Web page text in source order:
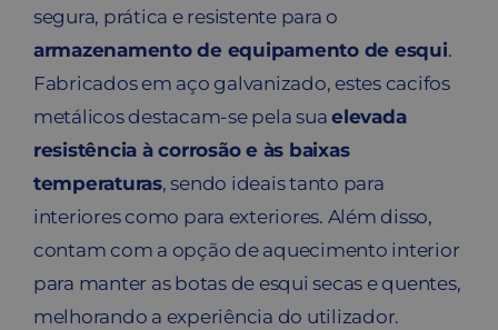
segura, prática e resistente para o
armazenamento de equipamento de esqui.
Fabricados em aço galvanizado, estes cacifos
metálicos destacam-se pela suaelevada
resistência à corrosão e às baixas
temperaturas, sendo ideais tanto para
interiores como para exteriores. Além disso,
contam com a opção de aquecimento interior
para manter as botas de esqui secas e quentes,
melhorando a experiência do utilizador.